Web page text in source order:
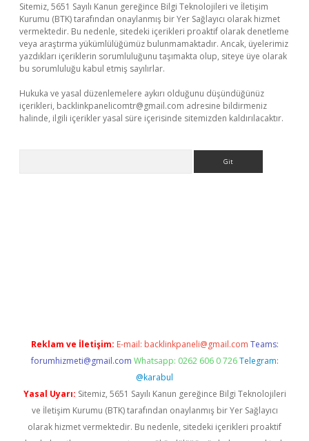
Sitemiz, 5651 Sayılı Kanun gereğince Bilgi Teknolojileri ve İletişim
Kurumu (BTK) tarafından onaylanmış bir Yer Sağlayıcı olarak hizmet
vermektedir. Bu nedenle, sitedeki içerikleri proaktif olarak denetleme
veya araştırma yükümlülüğümüz bulunmamaktadır. Ancak, üyelerimiz
yazdıkları içeriklerin sorumluluğunu taşımakta olup, siteye üye olarak
bu sorumluluğu kabul etmiş sayılırlar.
Hukuka ve yasal düzenlemelere aykırı olduğunu düşündüğünüz
içerikleri, backlinkpanelicomtr@gmail.com adresine bildirmeniz
halinde, ilgili içerikler yasal süre içerisinde sitemizden kaldırılacaktır.
Reklam ve İletişim: E-mail: backlinkpaneli@gmail.com Teams:
forumhizmeti@gmail.com Whatsapp: 0262 606 0 726 Telegram:
@karabul
Yasal Uyarı: Sitemiz, 5651 Sayılı Kanun gereğince Bilgi Teknolojileri
ve İletişim Kurumu (BTK) tarafından onaylanmış bir Yer Sağlayıcı
olarak hizmet vermektedir. Bu nedenle, sitedeki içerikleri proaktif